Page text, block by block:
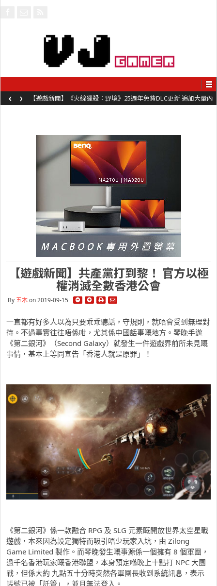
【遊戲新聞】《火線獵殺：野境》25週年免費DLC更新 追加大量內
容同時系舊作限時超平價折扣
‹ ›
【遊戲新聞】共產黨打到黎！ 官方以極
權消滅全數香港公會
By五木on 2019-09-15
一直都有好多人以為只要乖乖聽話，守規則，就唔會受到無理對
待。不過事實往往唔係咁，尤其係中國話事嘅地方。琴晚手遊
《第二銀河》（Second Galaxy）就發生一件遊戲界前所未見嘅
事情，基本上等同宣告「香港人就是原罪」！
《第二銀河》係一款融合 RPG 及 SLG 元素嘅開放世界太空星戰
遊戲，本來因為設定獨特而吸引唔少玩家入坑，由 Zilong
Game Limited 製作。而琴晚發生嘅事源係一個擁有 8 個軍團，
過千名香港玩家嘅香港聯盟，本身預定喺晚上十點打 NPC 大團
戰，但係大約 九點五十分時突然各軍團長收到系統訊息，表示
帳號已被「託管」，並且無法登入。